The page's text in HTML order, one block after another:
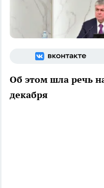
Об этом шла речь
декабря